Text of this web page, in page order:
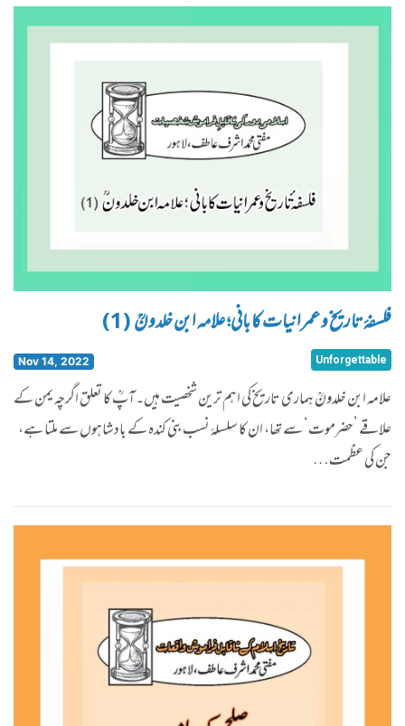
فلسفۂ تاریخ و عمرانیات کا بانی؛ علامہ ابن خلدونؒ (1)
Nov 14, 2022 Unforgettable
علامہ ابن خلدونؒ ہماری تاریخ کی اہم ترین شخصیت ہیں۔ آپؒ کا تعلق اگرچہ یمن کے
علاقے ’حضرموت‘ سے تھا، ان کا سلسلۂ نسب بنی کندہ کے بادشاہوں سے ملتا ہے،
جن کی عظمت…